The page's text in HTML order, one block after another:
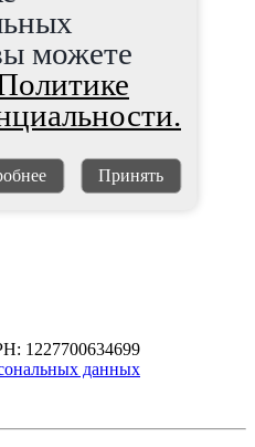
1227700634699
данных
можете
Принять